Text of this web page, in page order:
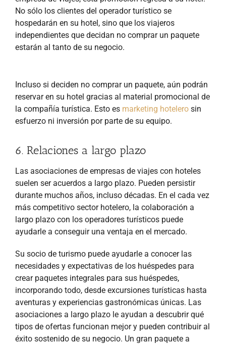
No sólo los clientes del operador turístico se
hospedarán en su hotel, sino que los viajeros
independientes que decidan no comprar un paquete
estarán al tanto de su negocio.
Incluso si deciden no comprar un paquete, aún podrán
reservar en su hotel gracias al material promocional de
la compañía turística. Esto es marketing hotelero sin
esfuerzo ni inversión por parte de su equipo.
6. Relaciones a largo plazo
Las asociaciones de empresas de viajes con hoteles
suelen ser acuerdos a largo plazo. Pueden persistir
durante muchos años, incluso décadas. En el cada vez
más competitivo sector hotelero, la colaboración a
largo plazo con los operadores turísticos puede
ayudarle a conseguir una ventaja en el mercado.
Su socio de turismo puede ayudarle a conocer las
necesidades y expectativas de los huéspedes para
crear paquetes integrales para sus huéspedes,
incorporando todo, desde excursiones turísticas hasta
aventuras y experiencias gastronómicas únicas. Las
asociaciones a largo plazo le ayudan a descubrir qué
tipos de ofertas funcionan mejor y pueden contribuir al
éxito sostenido de su negocio. Un gran paquete a